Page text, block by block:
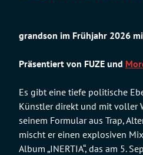
grandson im Frühjahr 2026
Präsentiert von FUZE und
Es gibt eine tiefe politische
Künstler direkt und mit voller
seinem Formular aus Trap,
mischt er einen explosiven
Album „INERTIA“, das am 5.